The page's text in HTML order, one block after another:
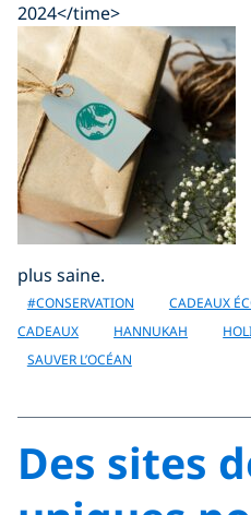
2024</time>
plus saine.
#CONSERVATION CADEAUX
CADEAUX
HANNUKAH
SAUVER L’OCÉAN
Des sites